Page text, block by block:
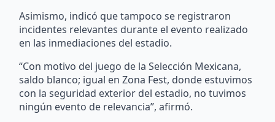
Asimismo, indicó que tampoco se registraron
incidentes relevantes durante el evento realizado
en las inmediaciones del estadio.
“Con motivo del juego de la Selección Mexicana,
saldo blanco; igual en Zona Fest, donde estuvimos
con la seguridad exterior del estadio, no tuvimos
ningún evento de relevancia”, afirmó.